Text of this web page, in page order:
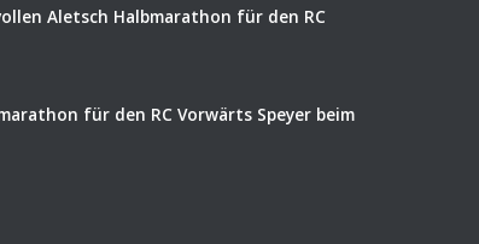
Aletsch Halbmarathon für den RC
für den RC Vorwärts Speyer beim